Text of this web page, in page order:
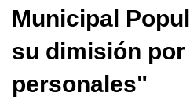
Municipal
su dimisión
personales"